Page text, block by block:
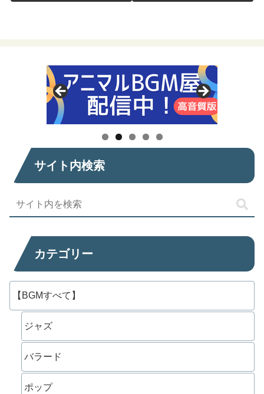
サイト内検索
カテゴリー
【BGMすべて】
ジャズ
バラード
ポップ